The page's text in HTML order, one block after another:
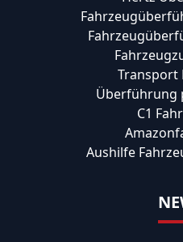
Transport
Überführung
C1
Aushilfe